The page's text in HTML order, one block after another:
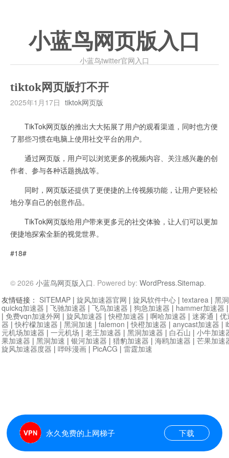
小蓝鸟网页版入口
小蓝鸟twitter官网入口
tiktok网页版打不开
2025年1月17日 tiktok网页版
TikTok网页版的推出大大拓展了用户的观看渠道，同时也方便
了那些习惯在电脑上使用社交平台的用户。
通过网页版，用户可以浏览更多的视频内容、关注感兴趣的创
作者、参与各种话题挑战等。
同时，网页版还提供了更便捷的上传视频功能，让用户更轻松
地分享自己的创意作品。
TikTok网页版给用户带来更多元的社交体验，让人们可以更加
便捷地探索全新的视觉世界。
#18#
© 2026 小蓝鸟网页版入口. Powered by: WordPress.Sitemap.
永久免费的上网梯子 下载
友情链接： SITEMAP | 旋风加速器官网 | 旋风软件中心 | textarea | 黑
quickq加速器 | 飞驰加速器 | 飞鸟加速器 | 狗急加速器 | hammer加速器
| 免费vqn加速外网 | 旋风加速器 |快橙加速器 | 啊哈加速器 | 迷雾通 | 优
器 |快柠檬加速器 | 黑洞加速 | falemon |快橙加速器 | anycast加速器 |
元机场加速器 | 一元机场 | 老王加速器 | 黑洞加速器 | 白石山 | 小牛加速
果加速器 | 黑洞加速 | 银河加速器 | 猎豹加速器 | 海鸥加速器 | 芒果加速
旋风加速器度器 | 哔咔漫画 | PicACG | 雷霆加速